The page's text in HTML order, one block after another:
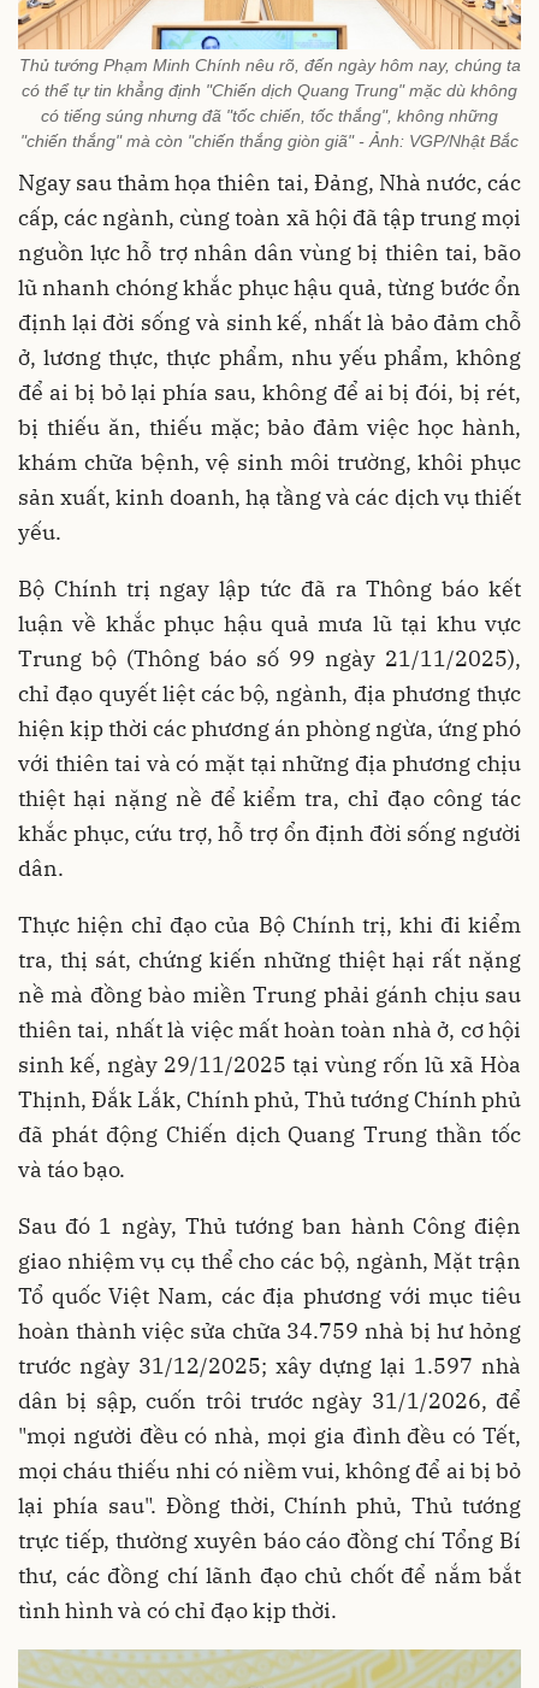
Thủ tướng Phạm Minh Chính nêu rõ, đến ngày hôm nay, chúng ta
có thể tự tin khẳng định "Chiến dịch Quang Trung" mặc dù không
có tiếng súng nhưng đã "tốc chiến, tốc thắng", không những
"chiến thắng" mà còn "chiến thắng giòn giã" - Ảnh: VGP/Nhật Bắc
Ngay sau thảm họa thiên tai, Đảng, Nhà nước, các
cấp, các ngành, cùng toàn xã hội đã tập trung mọi
nguồn lực hỗ trợ nhân dân vùng bị thiên tai, bão
lũ nhanh chóng khắc phục hậu quả, từng bước ổn
định lại đời sống và sinh kế, nhất là bảo đảm chỗ
ở, lương thực, thực phẩm, nhu yếu phẩm, không
để ai bị bỏ lại phía sau, không để ai bị đói, bị rét,
bị thiếu ăn, thiếu mặc; bảo đảm việc học hành,
khám chữa bệnh, vệ sinh môi trường, khôi phục
sản xuất, kinh doanh, hạ tầng và các dịch vụ thiết
yếu.
Bộ Chính trị ngay lập tức đã ra Thông báo kết
luận về khắc phục hậu quả mưa lũ tại khu vực
Trung bộ (Thông báo số 99 ngày 21/11/2025),
chỉ đạo quyết liệt các bộ, ngành, địa phương thực
hiện kịp thời các phương án phòng ngừa, ứng phó
với thiên tai và có mặt tại những địa phương chịu
thiệt hại nặng nề để kiểm tra, chỉ đạo công tác
khắc phục, cứu trợ, hỗ trợ ổn định đời sống người
dân.
Thực hiện chỉ đạo của Bộ Chính trị, khi đi kiểm
tra, thị sát, chứng kiến những thiệt hại rất nặng
nề mà đồng bào miền Trung phải gánh chịu sau
thiên tai, nhất là việc mất hoàn toàn nhà ở, cơ hội
sinh kế, ngày 29/11/2025 tại vùng rốn lũ xã Hòa
Thịnh, Đắk Lắk, Chính phủ, Thủ tướng Chính phủ
đã phát động Chiến dịch Quang Trung thần tốc
và táo bạo.
Sau đó 1 ngày, Thủ tướng ban hành Công điện
giao nhiệm vụ cụ thể cho các bộ, ngành, Mặt trận
Tổ quốc Việt Nam, các địa phương với mục tiêu
hoàn thành việc sửa chữa 34.759 nhà bị hư hỏng
trước ngày 31/12/2025; xây dựng lại 1.597 nhà
dân bị sập, cuốn trôi trước ngày 31/1/2026, để
"mọi người đều có nhà, mọi gia đình đều có Tết,
mọi cháu thiếu nhi có niềm vui, không để ai bị bỏ
lại phía sau". Đồng thời, Chính phủ, Thủ tướng
trực tiếp, thường xuyên báo cáo đồng chí Tổng Bí
thư, các đồng chí lãnh đạo chủ chốt để nắm bắt
tình hình và có chỉ đạo kịp thời.